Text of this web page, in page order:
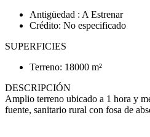
Antigüedad : A Estrenar
Crédito: No especificado
SUPERFICIES
Terreno: 18000 m²
DESCRIPCIÓN
Amplio terreno ubicado a 1 hora y
fuente, sanitario rural con fosa de